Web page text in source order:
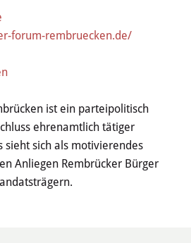
forum-rembruecken.de/
ist ein parteipolitisch
ehrenamtlich tätiger
sieht sich als motivierendes
Anliegen Rembrücker Bürger